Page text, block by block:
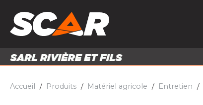
PIÈCES ET ACCESSOIRES
Accueil Produits Matériel agricole Entretien